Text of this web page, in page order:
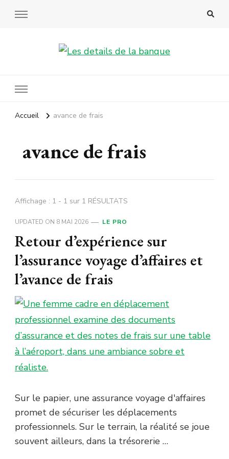
Accueil avance de frais
avance de frais
Affichage : 1 - 1 sur 1 RÉSULTATS
UPDATED ON 8 MAI 2026 LE PRO
Retour d’expérience sur
l’assurance voyage d’affaires et
l’avance de frais
Sur le papier, une assurance voyage d'affaires
promet de sécuriser les déplacements
professionnels. Sur le terrain, la réalité se joue
souvent ailleurs, dans la trésorerie …